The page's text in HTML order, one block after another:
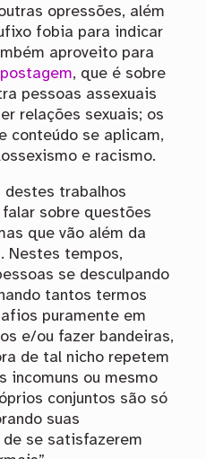
opressões, além
fobia para indicar
aproveito para
, que é sobre
pessoas assexuais
relações sexuais; os
conteúdo se aplicam,
e racismo.
destes trabalhos
sobre questões
que vão além da
Nestes tempos,
se desculpando
tantos termos
puramente em
e/ou fazer bandeiras,
de tal nicho repetem
incomuns ou mesmo
conjuntos são só
suas
se satisfazerem